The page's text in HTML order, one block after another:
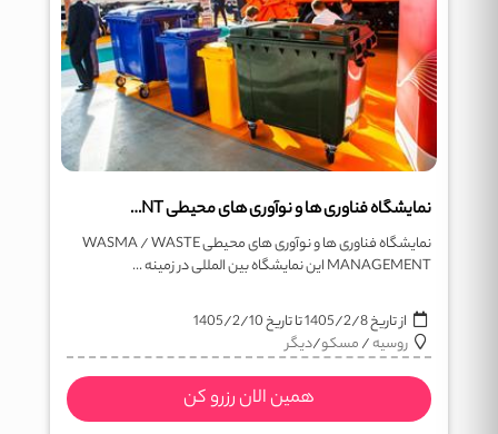
نمایشگاه فناوری ها و نوآوری های محیطی WASMA / WASTE MANAGEMENT
نمایشگاه فناوری ها و نوآوری های محیطی WASMA / WASTE
MANAGEMENT این نمایشگاه بین المللی در زمینه ...
از تاریخ1405/2/8تا تاریخ1405/2/10
روسیه/مسکو/دیگر
همین الان رزرو کن